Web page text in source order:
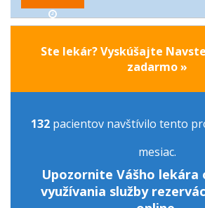
Ste lekár? Vyskúšajte
zadarmo »
132pacientov navštívilo tento
mesiac.
Upozornite Vášho lekára
využívania služby